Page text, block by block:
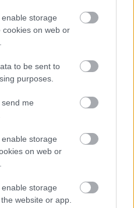
storage
cookies on web or
to be sent to
purposes.
me
storage
on web or
storage
website or app.
csúf mostohák
(2025-ös horrorok